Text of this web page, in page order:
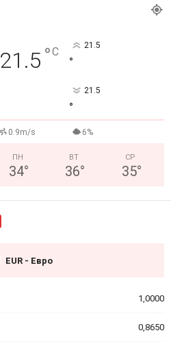
21.5 °C 21.5
°
21.5
°
0.9m/s 6%
ПН
34°
ВТ
36°
СР
35°
EUR - Евро
1,0000
0,8650